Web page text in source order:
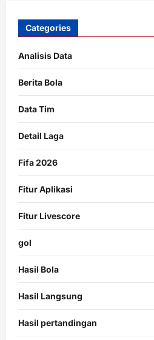
Categories
Analisis Data
Berita Bola
Data Tim
Detail Laga
Fifa 2026
Fitur Aplikasi
Fitur Livescore
gol
Hasil Bola
Hasil Langsung
Hasil pertandingan